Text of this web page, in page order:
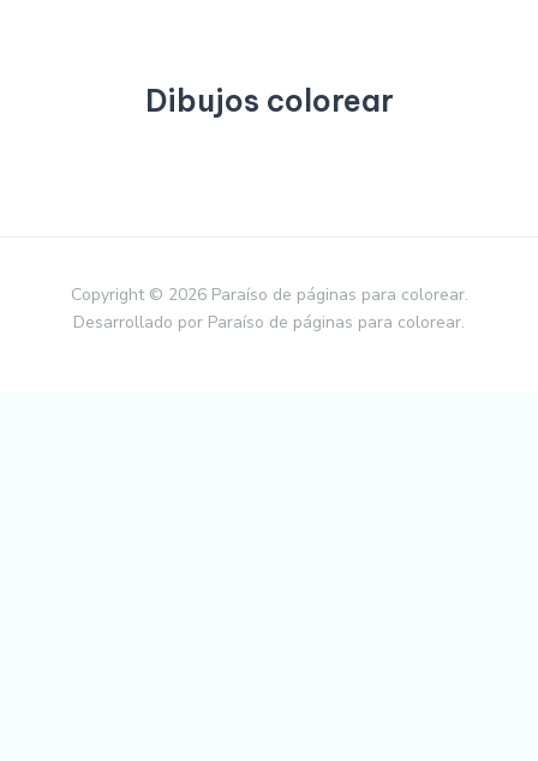
Dibujos colorear
Copyright © 2026 Paraíso de páginas para colorear.
Desarrollado por Paraíso de páginas para colorear.